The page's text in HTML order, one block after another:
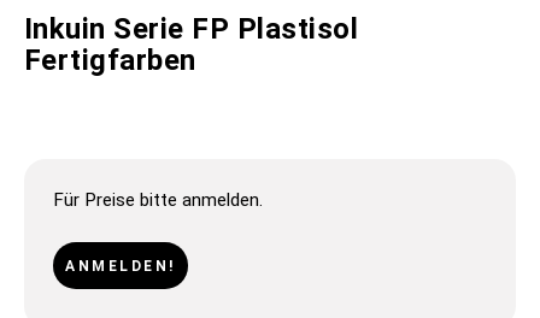
Inkuin Serie FP Plastisol
Fertigfarben
Für Preise bitte anmelden.
ANMELDEN!